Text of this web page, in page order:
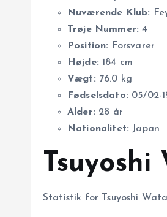
Nuværende Klub:
Trøje Nummer: 4
Position: Forsvarer
Højde: 184 cm
Vægt: 76.0 kg
Fødselsdato: 05/02-
Alder: 28 år
Nationalitet: Japan
Statistik for Tsuyoshi